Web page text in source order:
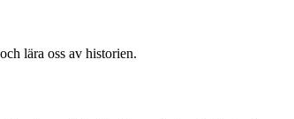
lära oss av historien.